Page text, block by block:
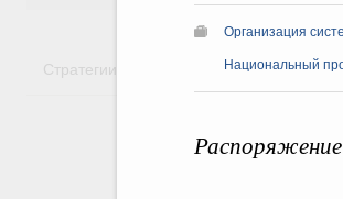
Организация
Национальный
Стратегии Государственные